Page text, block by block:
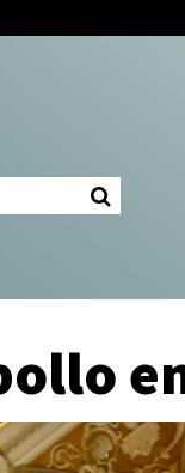
blijven